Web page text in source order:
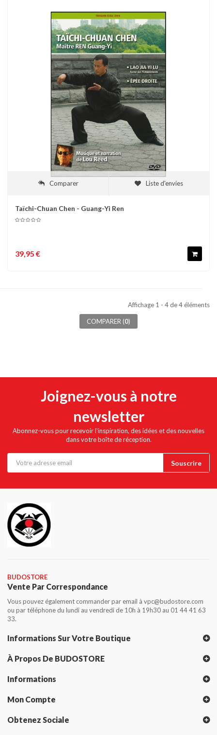
Comparer Liste d'envies
Taïchi-Chuan Chen - Guang-Yi Ren
39,95 €
Affichage 1 - 4 de 4 éléments
COMPARER (0)
Joignez-vous à notre
newsletter
Abonnez-vous pour recevoir l'inspiration, des idées et des nouvelles
dans votre boîte de réception.
BUDOSTORE
Vente Par Correspondance
Vous pouvez également commander par email à vpc@budostore.com
ou par téléphone du lundi au vendredi de 10h à 19h30 au 01 44 41 63
33.
Informations Sur Votre Boutique
À Propos De BUDOSTORE
Informations
Mon Compte
Obtenez Sociale